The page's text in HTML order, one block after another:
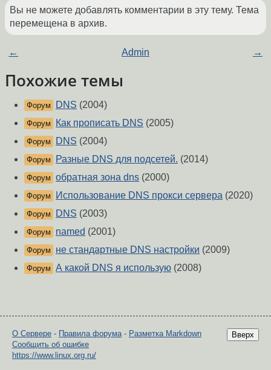
Вы не можете добавлять комментарии в эту тему. Тема
перемещена в архив.
← Admin →
Похожие темы
Форум DNS (2004)
Форум Как прописать DNS (2005)
Форум DNS (2004)
Форум Разные DNS для подсетей. (2014)
Форум обратная зона dns (2000)
Форум Использование DNS прокси сервера (2020)
Форум DNS (2003)
Форум named (2001)
Форум не стандартные DNS настройки (2009)
Форум А какой DNS я использую (2008)
Вверх
О Сервере - Правила форума - Разметка Markdown
Сообщить об ошибке
https://www.linux.org.ru/